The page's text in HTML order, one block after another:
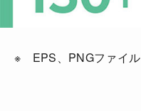
※ EPS、PNGファイル